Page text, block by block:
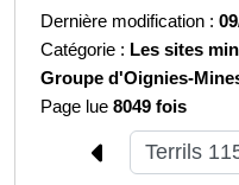
Dernière modification :
Catégorie : Les sites
Groupe d'Oignies-
Page lue8049 fois